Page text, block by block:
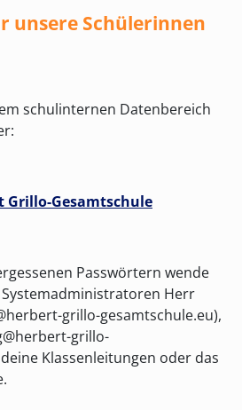
unsere Schülerinnen
schulinternen Datenbereich
Grillo-Gesamtschule
Passwörtern wende
Herr
grillo-gesamtschule.eu),
grillo-
Klassenleitungen oder das